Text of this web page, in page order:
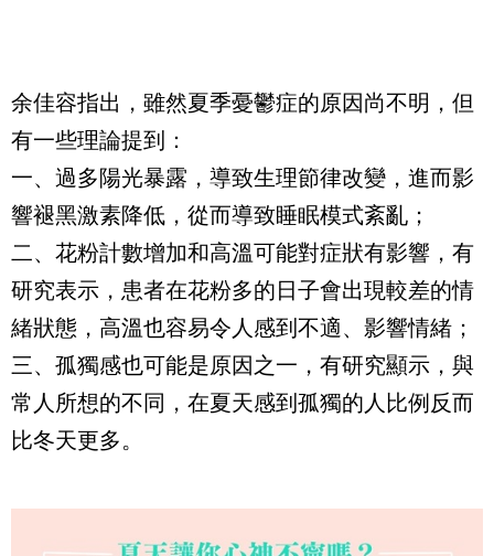
余佳容指出，雖然夏季憂鬱症的原因尚不明，但
有一些理論提到：
一、過多陽光暴露，導致生理節律改變，進而影
響褪黑激素降低，從而導致睡眠模式紊亂；
二、花粉計數增加和高溫可能對症狀有影響，有
研究表示，患者在花粉多的日子會出現較差的情
緒狀態，高溫也容易令人感到不適、影響情緒；
三、孤獨感也可能是原因之一，有研究顯示，與
常人所想的不同，在夏天感到孤獨的人比例反而
比冬天更多。